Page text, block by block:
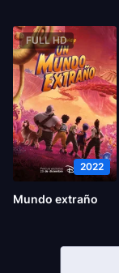
FULL HD
2022
Mundo extraño